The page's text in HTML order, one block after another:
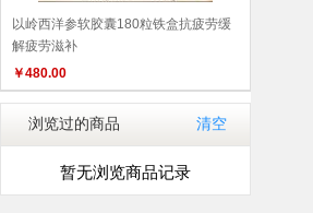
以岭西洋参软胶囊180粒铁盒抗疲劳缓
解疲劳滋补
￥480.00
浏览过的商品 清空
暂无浏览商品记录